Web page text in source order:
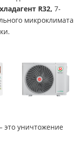
хладагент R32, 7-
микроклимата
это уничтожение